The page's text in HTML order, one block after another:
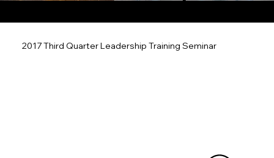
2017 Third Quarter Leadership Training Seminar